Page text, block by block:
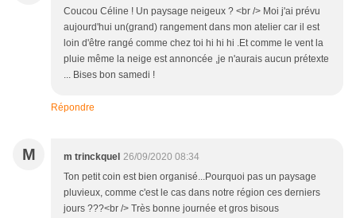
Coucou Céline ! Un paysage neigeux ? <br /> Moi j'ai prévu
aujourd'hui un(grand) rangement dans mon atelier car il est
loin d'être rangé comme chez toi hi hi hi .Et comme le vent la
pluie même la neige est annoncée ,je n'aurais aucun prétexte
... Bises bon samedi !
Répondre
M m trinckquel 26/09/2020 08:34
Ton petit coin est bien organisé...Pourquoi pas un paysage
pluvieux, comme c'est le cas dans notre région ces derniers
jours ???<br /> Très bonne journée et gros bisous